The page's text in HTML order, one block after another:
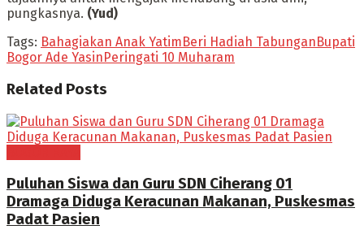
pungkasnya. (Yud)
Tags: Bahagiakan Anak YatimBeri Hadiah TabunganBupati
Bogor Ade YasinPeringati 10 Muharam
Related Posts
Puluhan Siswa dan Guru SDN Ciherang 01
Dramaga Diduga Keracunan Makanan, Puskesmas
Padat Pasien